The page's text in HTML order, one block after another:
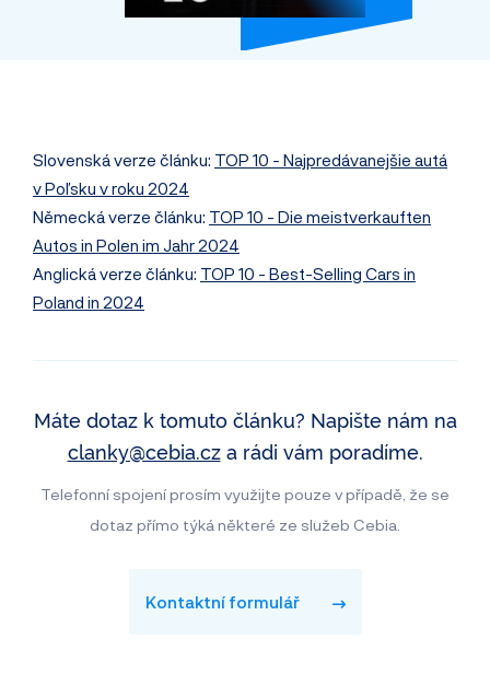
Slovenská verze článku: TOP 10 - Najpredávanejšie autá
v Poľsku v roku 2024
Německá verze článku: TOP 10 - Die meistverkauften
Autos in Polen im Jahr 2024
Anglická verze článku: TOP 10 - Best-Selling Cars in
Poland in 2024
Máte dotaz k tomuto článku? Napište nám na
clanky@cebia.cza rádi vám poradíme.
Telefonní spojení prosím využijte pouze v případě, že se
dotaz přímo týká některé ze služeb Cebia.
Kontaktní formulář